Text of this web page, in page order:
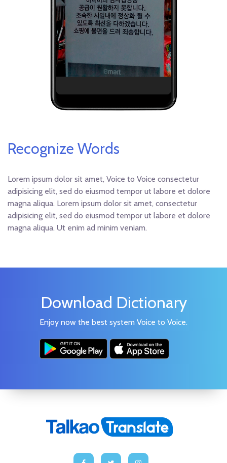
Recognize Words
Lorem ipsum dolor sit amet, Voice to Voice consectetur
adipisicing elit, sed do eiusmod tempor ut labore et dolore
magna aliqua. Lorem ipsum dolor sit amet, consectetur
adipisicing elit, sed do eiusmod tempor ut labore et dolore
magna aliqua. Ut enim ad minim veniam.
Download Dictionary
Enjoy now the best system Voice to Voice.